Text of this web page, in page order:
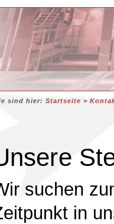
sind hier: Startseite >
suchen
in